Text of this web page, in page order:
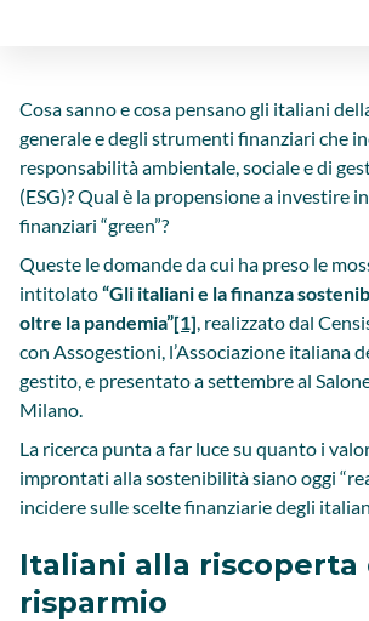
Cosa sanno e cosa pensano gli italiani
generale e degli strumenti finanziari che
responsabilità ambientale, sociale e di
(ESG)? Qual è la propensione a investire
finanziari “green”?
Queste le domande da cui ha preso le
intitolato“Gli italiani e la finanza
oltre la pandemia”[1], realizzato dal
con Assogestioni, l’Associazione italiana
gestito, e presentato a settembre al
Milano.
La ricerca punta a far luce su quanto i
improntati alla sostenibilità siano oggi
incidere sulle scelte finanziarie degli
Italiani alla riscoperta
risparmio